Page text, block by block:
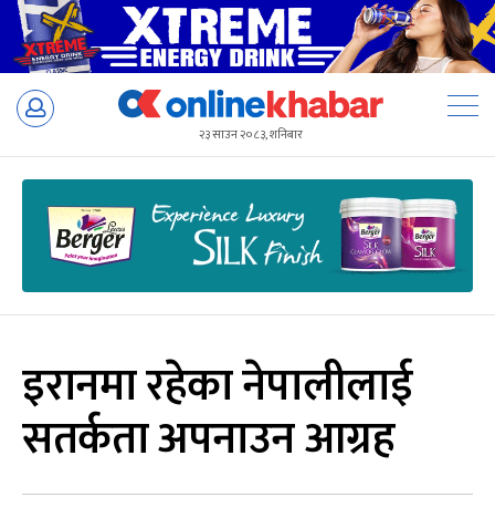
Skip
२३ साउन २०८३, शनिबार
इरानमा रहेका नेपालीलाई
सतर्कता अपनाउन आग्रह